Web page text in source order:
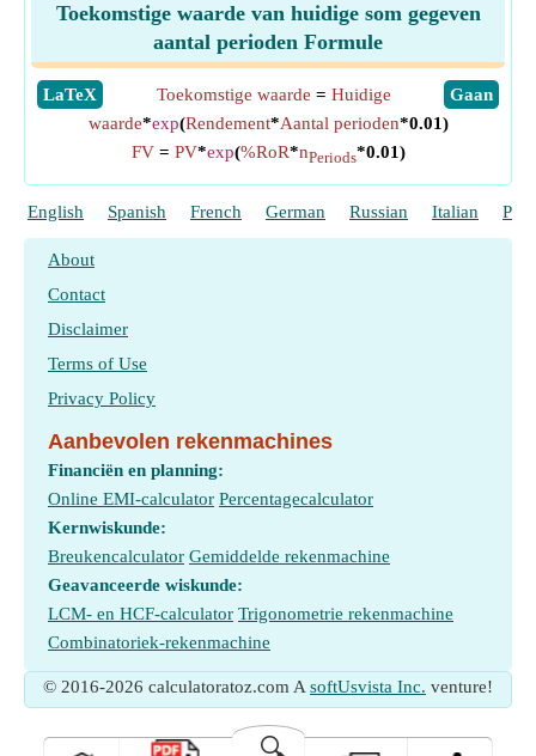
Toekomstige waarde van huidige som gegeven
aantal perioden Formule
​LaTeX ​Gaan
Toekomstige waarde = Huidige
waarde*exp(Rendement*Aantal perioden*0.01)
FV= PV*exp(%RoR*nPeriods*0.01)
English Spanish French German Russian Italian
About
Contact
Disclaimer
Terms of Use
Privacy Policy
Aanbevolen rekenmachines
Financiën en planning:
Online EMI-calculator Percentagecalculator
Kernwiskunde:
Breukencalculator Gemiddelde rekenmachine
Geavanceerde wiskunde:
LCM- en HCF-calculator Trigonometrie rekenmachine
Combinatoriek-rekenmachine
© 2016-2026 calculatoratoz.com A softUsvista Inc. venture!